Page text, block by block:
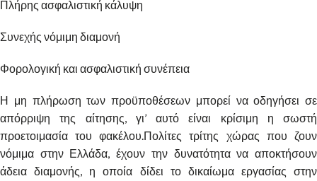
Πλήρης ασφαλιστική κάλυψη
Συνεχής νόμιμη διαμονή
Φορολογική και ασφαλιστική συνέπεια
Η μη πλήρωση των προϋποθέσεων μπορεί να οδηγήσει σε
απόρριψη της αίτησης, γι’ αυτό είναι κρίσιμη η σωστή
προετοιμασία του φακέλου.Πολίτες τρίτης χώρας που ζουν
νόμιμα στην Ελλάδα, έχουν την δυνατότητα να αποκτήσουν
άδεια διαμονής, η οποία δίδει το δικαίωμα εργασίας στην